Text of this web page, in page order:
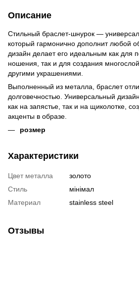
Описание
Стильный браслет-шнурок —
который гармонично дополнит любой
дизайн делает его идеальным как для
ношения, так и для создания
другими украшениями.
Выполненный из металла, браслет
долговечностью. Универсальный
как на запястье, так и на щиколотке,
акценты в образе.
розмер
Характеристики
Цвет металла
золото
Стиль
мінімал
Материал
stainless steel
Отзывы